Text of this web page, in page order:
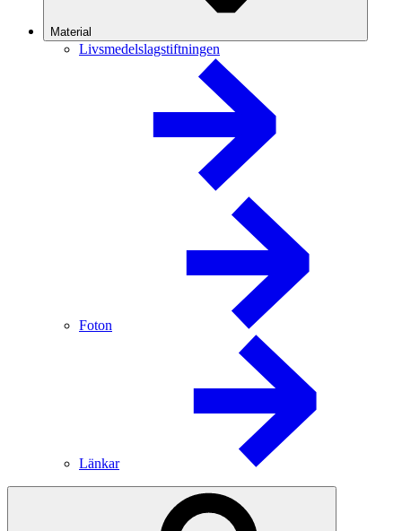
Material
Livsmedelslagstiftningen
Foton
Länkar